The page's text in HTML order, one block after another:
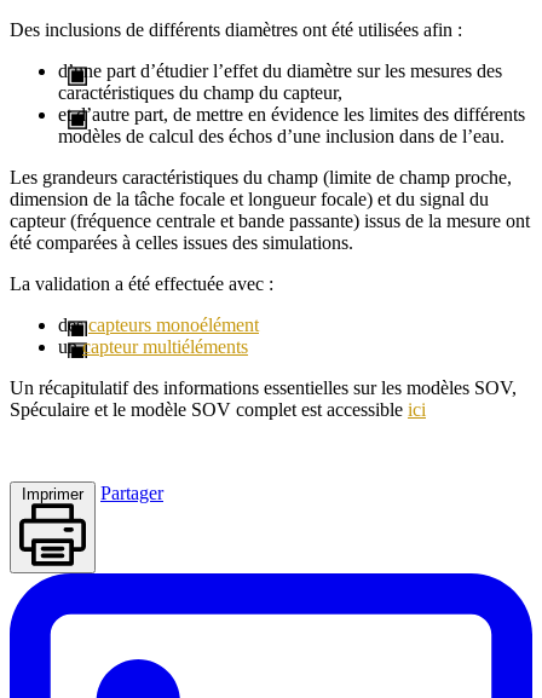
Des inclusions de différents diamètres ont été utilisées afin :
d’une part d’étudier l’effet du diamètre sur les mesures des
caractéristiques du champ du capteur,
et d’autre part, de mettre en évidence les limites des différents
modèles de calcul des échos d’une inclusion dans de l’eau.
Les grandeurs caractéristiques du champ (limite de champ proche,
dimension de la tâche focale et longueur focale) et du signal du
capteur (fréquence centrale et bande passante) issus de la mesure ont
été comparées à celles issues des simulations.
La validation a été effectuée avec :
descapteurs monoélément
uncapteur multiéléments
Un récapitulatif des informations essentielles sur les modèles SOV,
Spéculaire et le modèle SOV complet est accessible ici
Imprimer Partager